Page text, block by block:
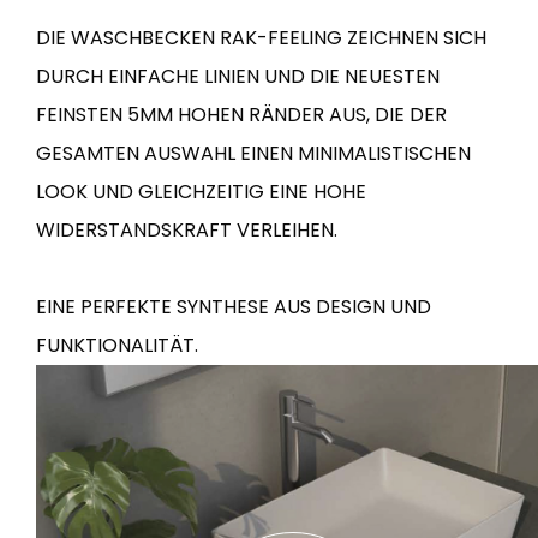
Fliesen und
Bodenbelage
Fliesen inspiriert von den
Farben und Texturen der
Welt
Bad und
und moderne
Küchenprodukte
ZURÜCK
Fliesen
ZURÜCK
Badezimmer Kollektionen
ZURÜCK
Fliesen Kollektionen
ZURÜCK
Mega
DIE WASCHBECKEN RAK-FEELING ZEICHNEN SICH
DURCH EINFACHE LINIEN UND DIE NEUESTEN
FEINSTEN 5MM HOHEN RÄNDER AUS, DIE DER
GESAMTEN AUSWAHL EINEN MINIMALISTISCHEN
LOOK UND GLEICHZEITIG EINE HOHE
WIDERSTANDSKRAFT VERLEIHEN.
EINE PERFEKTE SYNTHESE AUS DESIGN UND
FUNKTIONALITÄT.